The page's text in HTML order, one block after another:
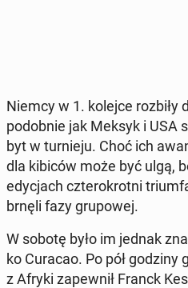
Niemcy w 1. kolejce rozbiły
po­dob­nie jak Meksyk i USA
byt w tur­nie­ju. Choć ich
dla kibiców może być ulgą,
edy­cjach czte­ro­krot­ni
brnę­li fazy gru­po­wej.
W sobotę było im jednak
ko Curacao. Po pół
z Afryki za­pew­nił Franck